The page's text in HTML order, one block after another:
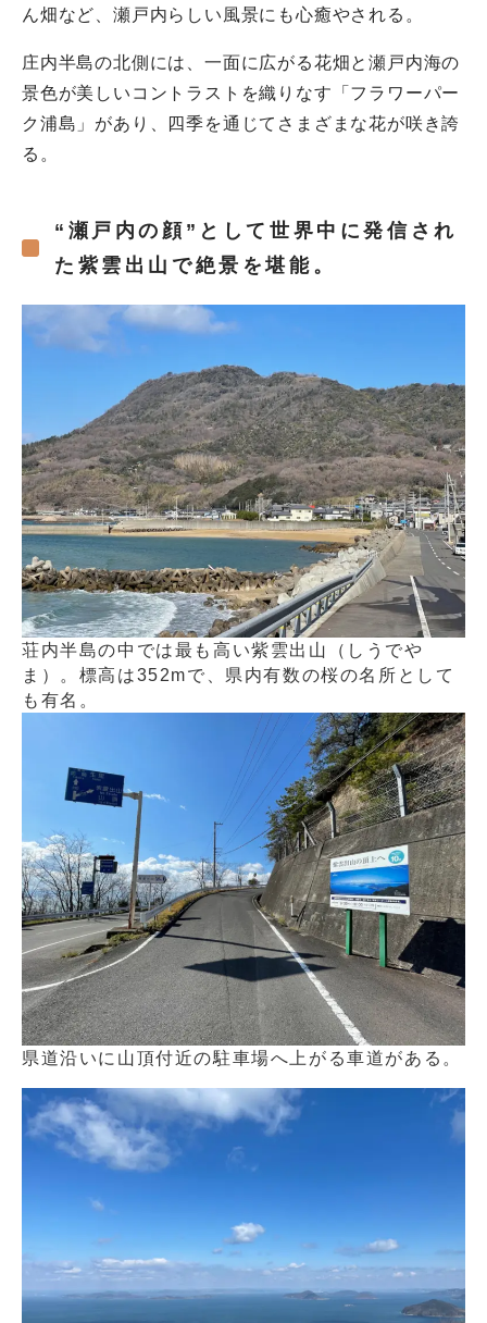
ん畑など、瀬戸内らしい風景にも心癒やされる。
庄内半島の北側には、一面に広がる花畑と瀬戸内海の
景色が美しいコントラストを織りなす「フラワーパー
ク浦島」があり、四季を通じてさまざまな花が咲き誇
る。
“瀬戸内の顔”として世界中に発信され
た紫雲出山で絶景を堪能。
荘内半島の中では最も高い紫雲出山（しうでや
ま）。標高は352mで、県内有数の桜の名所として
も有名。
県道沿いに山頂付近の駐車場へ上がる車道がある。